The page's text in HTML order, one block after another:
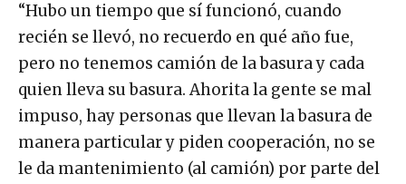
“Hubo un tiempo que sí funcionó, cuando
recién se llevó, no recuerdo en qué año fue,
pero no tenemos camión de la basura y cada
quien lleva su basura. Ahorita la gente se mal
impuso, hay personas que llevan la basura de
manera particular y piden cooperación, no se
le da mantenimiento (al camión) por parte del